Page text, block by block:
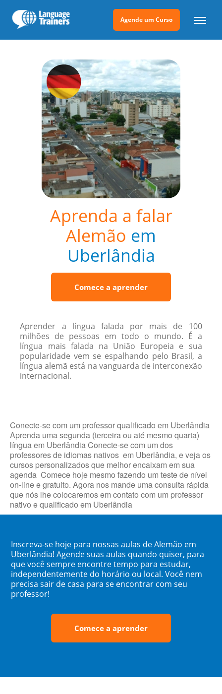
Agende um Curso
Aprenda a falar
Alemão em
Uberlândia
Comece a aprender
Aprender a língua falada por mais de 100
milhões de pessoas em todo o mundo. É a
língua mais falada na União Europeia e sua
popularidade vem se espalhando pelo Brasil, a
língua alemã está na vanguarda de interconexão
internacional.
Conecte-se com um professor qualificado em Uberlândia
Aprenda uma segunda (terceira ou até mesmo quarta)
língua em Uberlândia Conecte-se com um dos
professores de idiomas nativos em Uberlândia, e veja os
cursos personalizados que melhor encaixam em sua
agenda Comece hoje mesmo fazendo um teste de nível
on-line e gratuito. Agora nos mande uma consulta rápida
que nós lhe colocaremos em contato com um professor
nativo e qualificado em Uberlândia
Inscreva-se hoje para nossas aulas de Alemão em
Uberlândia! Agende suas aulas quando quiser, para
que você sempre encontre tempo para estudar,
independentemente do horário ou local. Você nem
precisa sair de casa para se encontrar com seu
professor!
Comece a aprender